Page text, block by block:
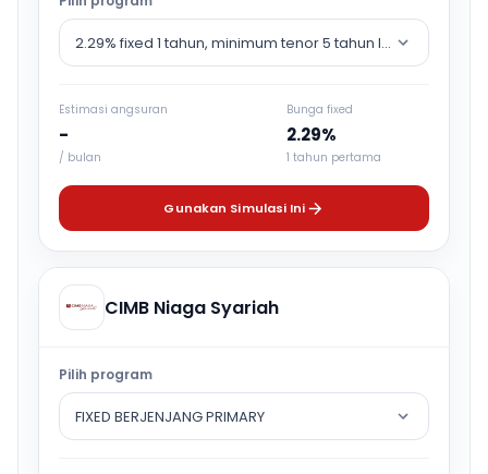
2.29% fixed 1 tahun, minimum tenor 5 tahun lalu counter
Estimasi angsuran
-
/ bulan
Bunga fixed
2.29%
1 tahun pertama
Gunakan Simulasi Ini
CIMB Niaga Syariah
Pilih program
FIXED BERJENJANG PRIMARY